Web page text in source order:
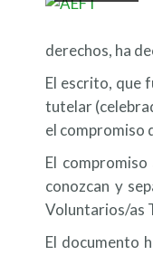
derechos, ha
El escrito, que
tutelar
el compromiso
El
conozcan y
Voluntarios/as
El documento